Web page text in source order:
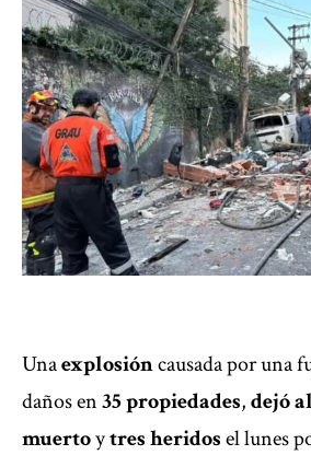
Unaexplosióncausada por una
daños en35 propiedades,dejó
muertoytres heridosel lunes